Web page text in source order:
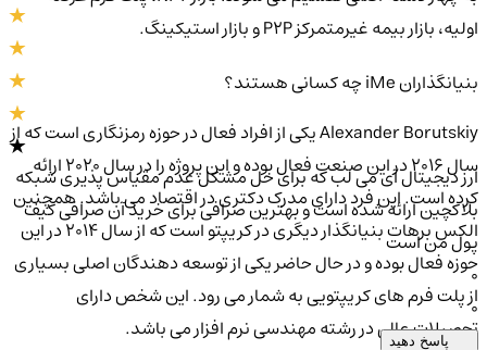
اولیه، بازار بیمه غیرمتمرکز P2P و بازار استیکینگ.
بنیانگذاران iMe چه کسانی هستند؟
Alexander Borutskiy یکی از افراد فعال در حوزه رمزنگاری است که از
سال 2016 در این صنعت فعال بوده و این پروژه را در سال 2020 ارائه
کرده است. این فرد دارای مدرک دکتری در اقتصاد می باشد. همچنین
الکس برهات بنیانگذار دیگری در کریپتو است که از سال 2014 در این
حوزه فعال بوده و در حال حاضر یکی از توسعه دهندگان اصلی بسیاری
از پلت فرم های کریپتویی به شمار می رود. این شخص دارای
تحصیلات عالی در رشته مهندسی نرم افزار می باشد.
ارز دیجیتال آی می لب که برای حل مشکل عدم مقیاس پذیری شبکه
بلاکچین ارائه شده است و بهترین صرافی برای خرید آن صرافی کیف
پول من است
پاسخ دهید